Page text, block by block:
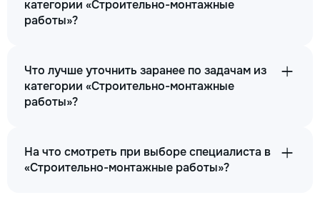
категории «Строительно-монтажные
работы»?
Что лучше уточнить заранее по задачам из
категории «Строительно-монтажные
работы»?
На что смотреть при выборе специалиста в
«Строительно-монтажные работы»?